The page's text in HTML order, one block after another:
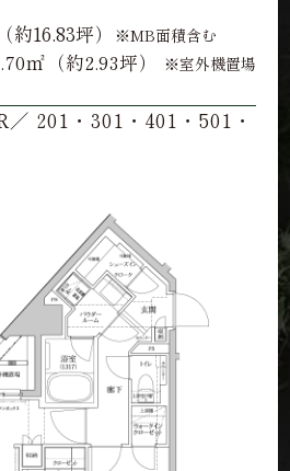
約16.83坪） ※MB面積含む
㎡（約2.93坪）
※室外機置場
201・301・401・501・